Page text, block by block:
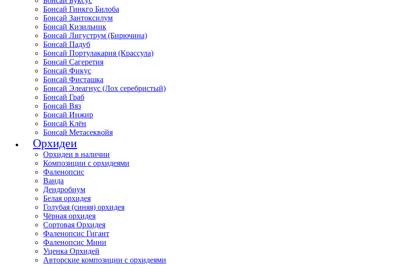
Бонсай Гинкго Билоба
Бонсай Зантоксилум
Бонсай Кизильник
Бонсай Лигуструм (Бирючина)
Бонсай Падуб
Бонсай Портулакария (Крассула)
Бонсай Сагеретия
Бонсай Фикус
Бонсай Фисташка
Бонсай Элеагнус (Лох серебристый)
Бонсай Граб
Бонсай Вяз
Бонсай Инжир
Бонсай Клён
Бонсай Метасеквойя
Орхидеи
Орхидеи в наличии
Композиции с орхидеями
Фаленопсис
Ванда
Дендробиум
Белая орхидея
Голубая (синяя) орхидея
Чёрная орхидея
Сортовая Орхидея
Фаленопсис Гигант
Фаленопсис Мини
Уценка Орхидей
Авторские композиции с орхидеями